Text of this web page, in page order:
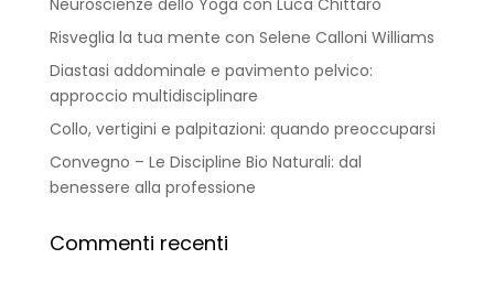
Risveglia la tua mente con Selene Calloni Williams
Diastasi addominale e pavimento pelvico:
approccio multidisciplinare
Collo, vertigini e palpitazioni: quando preoccuparsi
Convegno – Le Discipline Bio Naturali: dal
benessere alla professione
Commenti recenti